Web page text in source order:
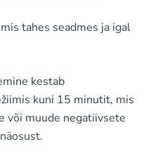
tahes seadmes ja igal
kestab
kuni 15 minutit, mis
või muude negatiivsete